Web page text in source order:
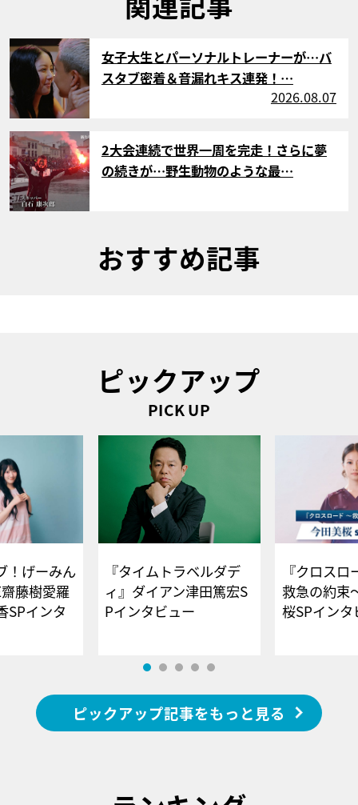
サムネイル
女子大生とパーソナルトレーナーが…バ
スタブ密着＆音漏れキス連発！…
2026.08.07
サムネイル
2大会連続で世界一周を完走！さらに夢
の続きが…野生動物のような最…
おすすめ記事
ピックアップ
PICK UP
！げーみん
藤樹愛羅
SPインタ
『タイムトラベルダデ
ィ』ダイアン津田篤宏S
Pインタビュー
『クロス
救急の約束
桜SPイ
ピックアップ記事をもっと見る